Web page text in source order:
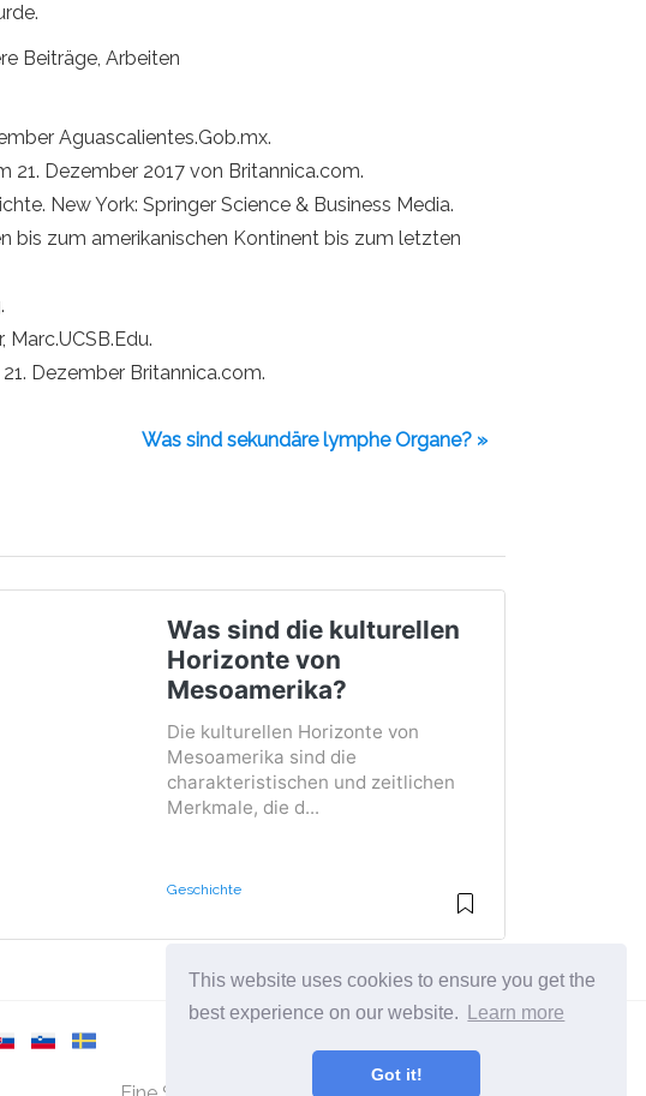
This website uses cookies to ensure you get the
best experience on our website.
Learn more
Got it!
Beiträge, Arbeiten
Aguascalientes.Gob.mx.
21. Dezember 2017 von Britannica.com.
New York: Springer Science & Business Media.
bis zum amerikanischen Kontinent bis zum letzten
Dezember Britannica.com.
Was sind sekundäre lymphe Organe? »
Was sind die kulturellen
Horizonte von
Mesoamerika?
Die kulturellen Horizonte von
Mesoamerika sind die
charakteristischen und zeitlichen
Merkmale, die d...
Geschichte